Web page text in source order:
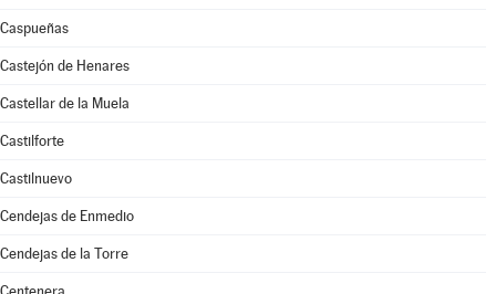
Caspueñas
Castejón de Henares
Castellar de la Muela
Castilforte
Castilnuevo
Cendejas de Enmedio
Cendejas de la Torre